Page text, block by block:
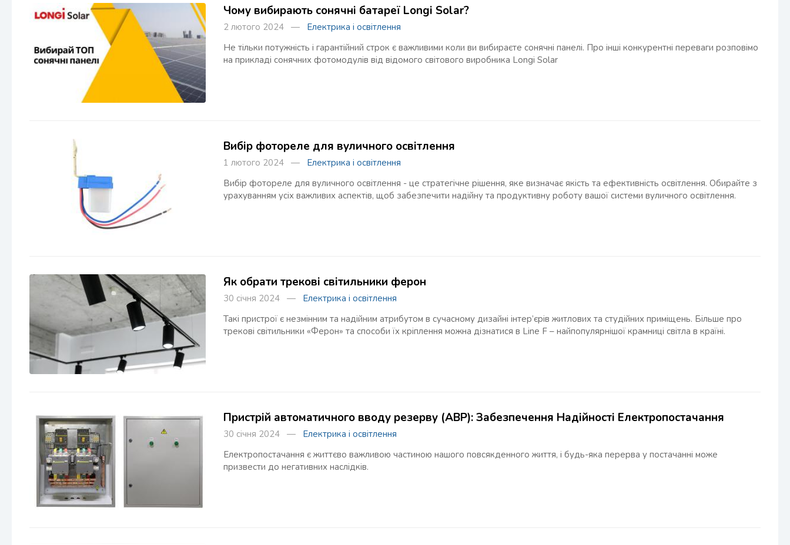
Чому вибирають сонячні батареї Longi Solar?
2 лютого 2024 — Електрика і освітлення
Не тільки потужність і гарантійний строк є важливими коли ви вибираєте сонячні панелі. Про інші конкурентні переваги розповімо
на прикладі сонячних фотомодулів від відомого світового виробника Longi Solar
Вибір фотореле для вуличного освітлення
1 лютого 2024 — Електрика і освітлення
Вибір фотореле для вуличного освітлення - це стратегічне рішення, яке визначає якість та ефективність освітлення. Обирайте з
урахуванням усіх важливих аспектів, щоб забезпечити надійну та продуктивну роботу вашої системи вуличного освітлення.
Як обрати трекові світильники ферон
30 січня 2024 — Електрика і освітлення
Такі пристрої є незмінним та надійним атрибутом в сучасному дизайні інтер’єрів житлових та студійних приміщень. Більше про
трекові світильники «Ферон» та способи їх кріплення можна дізнатися в Line F – найпопулярнішої крамниці світла в країні.
Пристрій автоматичного вводу резерву (АВР): Забезпечення Надійності Електропостачання
30 січня 2024 — Електрика і освітлення
Електропостачання є життєво важливою частиною нашого повсякденного життя, і будь-яка перерва у постачанні може
призвести до негативних наслідків.